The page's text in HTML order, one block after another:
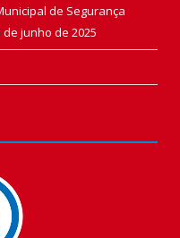
de Segurança
de junho de 2025